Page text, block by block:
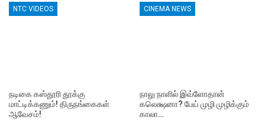
NTC VIDEOS
நடிகை கஸ்தூரி தூக்கு
மாட்டிக்கணும்! திருநங்கைகள்
ஆவேசம்!
CINEMA NEWS
நாலு நாளில் இவ்ளோதான்
கலெக்ஷனா? பேய் முழி முழிக்கும்
காலா…